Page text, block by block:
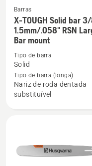
Ver
mais
detalhes
sobre
TOUGH
Solid
Large
Barras
X-TOUGH Solid bar
1.5mm/.058" RSN
Bar mount
Tipo de barra
Solid
Tipo de barra (longa)
Nariz de roda dentada
substituível